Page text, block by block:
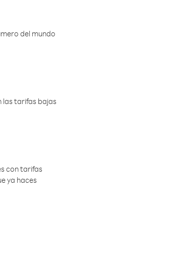
del mundo
las tarifas bajas
con tarifas
ya haces